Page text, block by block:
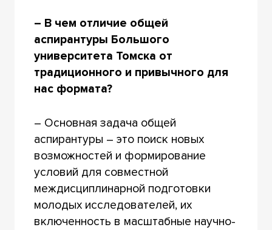
– В чем отличие общей
аспирантуры Большого
университета Томска от
традиционного и привычного для
нас формата?
– Основная задача общей
аспирантуры – это поиск новых
возможностей и формирование
условий для совместной
междисциплинарной подготовки
молодых исследователей, их
включенность в масштабные научно-